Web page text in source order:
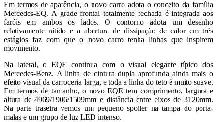
Em termos de aparência, o novo carro adota o conceito da família
Mercedes-EQ. A grade frontal totalmente fechada é integrada aos
faróis em ambos os lados. O contorno adota um desenho
relativamente nítido e a abertura de dissipação de calor em três
estágios faz com que o novo carro tenha linhas que inspirem
movimento.
Na lateral, o EQE continua com o visual elegante típico dos
Mercedes-Benz. A linha de cintura dupla aprofunda ainda mais o
efeito visual da carroceria larga, e toda a linha do teto é muito suave.
Em termos de tamanho, o novo EQE tem comprimento, largura e
altura de 4969/1906/1509mm e distância entre eixos de 3120mm.
Na parte traseira vemos um pequeno spoiler na tampa do porta-
malas e um grupo de luz LED intenso.